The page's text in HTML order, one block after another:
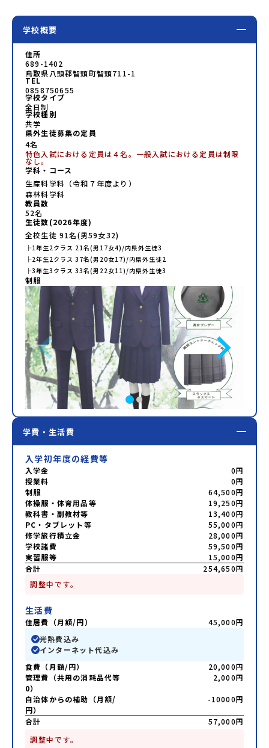
学校概要
住所
689-1402
鳥取県八頭郡智頭町智頭711-1
TEL
0858750655
学校タイプ
全日制
学校種別
共学
県外生徒募集の定員
4名
特色入試における定員は４名。一般入試における定員は制限
なし。
学科・コース
生産科学科（令和７年度より）
森林科学科
教員数
52名
生徒数(2026年度)
全校生徒 91名(男59女32)
├1年生2 クラス 21 名(男 17女4)/内県外生徒3
├2年生2 クラス 37名(男 20女17)/内県外生徒2
├3年生3 クラス 33名(男 22 女11 )/内県外生徒3
制服
学費・生活費
入学初年度の経費等
入学金
0円
授業料
0円
制服
64,500円
体操服・体育用品等
19,250円
教科書・副教材等
13,400円
PC・タブレット等
55,000円
修学旅行積立金
28,000円
学校諸費
59,500円
実習服等
15,000円
合計
254,650円
調整中です。
生活費
住居費（月額/円）
45,000円
光熱費込み
インターネット代込み
食費（月額/円）
20,000円
管理費（共用の消耗品代等
0）
2,000円
自治体からの補助（月額/
円）
-10000円
合計
57,000円
調整中です。